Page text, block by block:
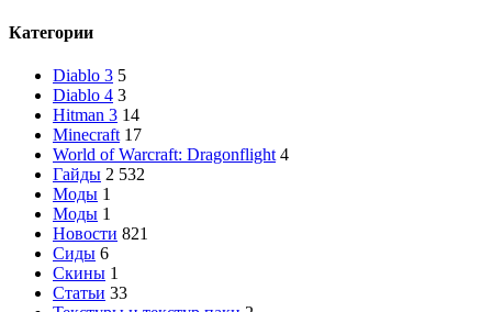
Категории
Diablo 3 5
Diablo 4 3
Hitman 3 14
Minecraft 17
World of Warcraft: Dragonflight 4
Гайды 2 532
Моды 1
Моды 1
Новости 821
Сиды 6
Скины 1
Статьи 33